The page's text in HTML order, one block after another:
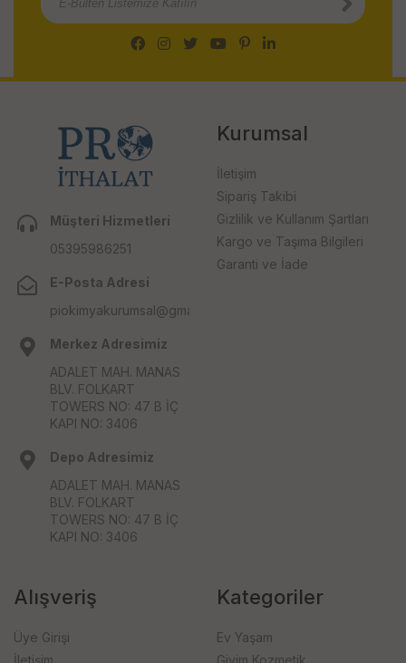
Müşteri Hizmetleri
05395986251
E-Posta Adresi
piokimyakurumsal@gmail.com
Merkez Adresimiz
ADALET MAH. MANAS
BLV. FOLKART
TOWERS NO: 47 B İÇ
KAPI NO: 3406
Depo Adresimiz
ADALET MAH. MANAS
BLV. FOLKART
TOWERS NO: 47 B İÇ
KAPI NO: 3406
Kurumsal
İletişim
Sipariş Takibi
Gizlilik ve Kullanım Şartları
Kargo ve Taşıma Bilgileri
Garanti ve İade
Alışveriş
Üye Girişi
Kategoriler
Ev Yaşam